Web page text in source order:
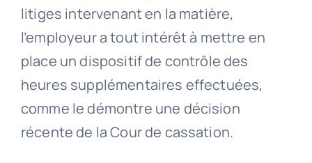
litiges intervenant en la matière,
l’employeur a tout intérêt à mettre en
place un dispositif de contrôle des
heures supplémentaires effectuées,
comme le démontre une décision
récente de la Cour de cassation.